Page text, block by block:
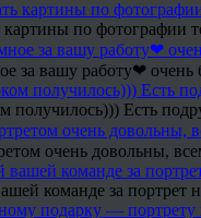
по фотографии
за вашу работу❤ очень
получилось))) Есть
очень довольны,
команде за портрет